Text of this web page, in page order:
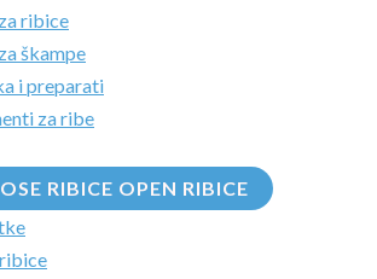
ribice
škampe
i preparati
za ribe
RIBICE OPEN RIBICE